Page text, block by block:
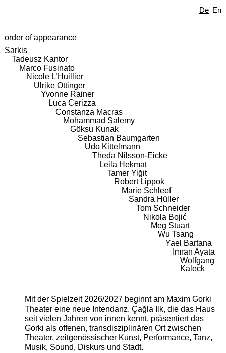
De En
order of appearance
Sarkis
Tadeusz Kantor
Marco Fusinato
Nicole L’Huillier
Ulrike Ottinger
Yvonne Rainer
Luca Cerizza
Constanza Macras
Mohammad Salemy
Göksu Kunak
Sebastian Baumgarten
Udo Kittelmann
Theda Nilsson-Eicke
Leila Hekmat
Tamer Yiğit
Robert Lippok
Marie Schleef
Sandra Hüller
Tom Schneider
Nikola Bojić
Meg Stuart
Wu Tsang
Yael Bartana
Imran Ayata
Wolfgang
Kaleck
Mit der Spielzeit 2026/2027 beginnt am Maxim Gorki
Theater eine neue Intendanz. Çağla Ilk, die das Haus
seit vielen Jahren von innen kennt, präsentiert das
Gorki als offenen, transdisziplinären Ort zwischen
Theater, zeitgenössischer Kunst, Performance, Tanz,
Musik, Sound, Diskurs und Stadt.